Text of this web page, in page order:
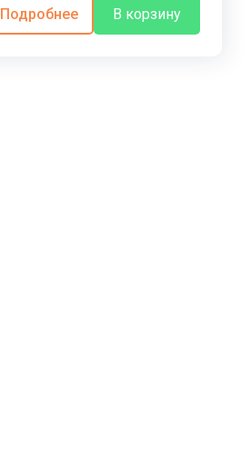
Подробнее В корзину